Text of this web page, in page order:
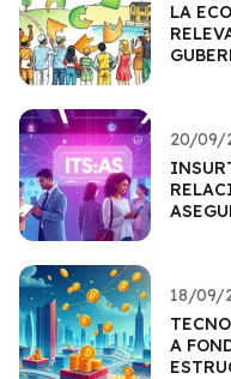
LA
20/09/
18/09/
A